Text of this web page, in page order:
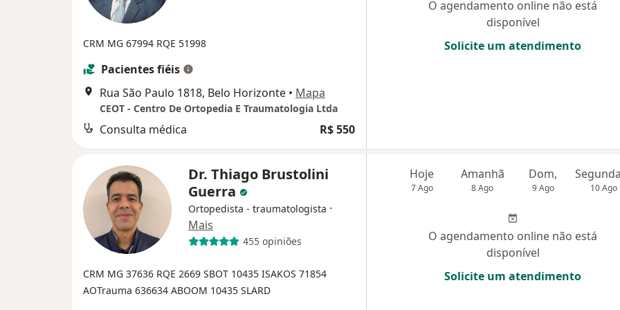
CRM MG 67994 RQE 51998
Pacientes fiéis
Rua São Paulo 1818, Belo Horizonte • Mapa
CEOT - Centro De Ortopedia E Traumatologia Ltda
Consulta médica R$ 550
O agendamento online não está
disponível
Solicite um atendimento
Dr. Thiago Brustolini
Guerra
Ortopedista - traumatologista ·
Mais
455 opiniões
CRM MG 37636 RQE 2669 SBOT 10435 ISAKOS 71854
AOTrauma 636634 ABOOM 10435 SLARD
Hoje
7 Ago
Amanhã
8 Ago
Dom,
9 Ago 10 Ago
O agendamento online não está
disponível
Solicite um atendimento